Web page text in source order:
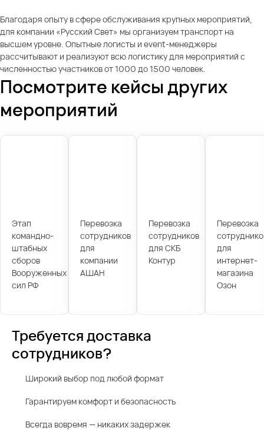
Благодаря опыту в сфере обслуживания крупных мероприятий,
для компании «Русский Свет» мы организуем транспорт на
высшем уровне. Опытные логисты и event-менеджеры
рассчитывают и реализуют всю логистику для мероприятий с
численностью участников от 1000 до 1500 человек.
Посмотрите кейсы других
мероприятий
Этап
командно-
штабных
сборов
Вооруженных
сил РФ
Перевозка
сотрудников
для
компании
АШАН
Перевозка
сотрудников
для СКБ
Контур
Перевозка
для
интернет-
магазина
Озон
Требуется доставка
сотрудников?
Широкий выбор под любой формат
Гарантируем комфорт и безопасность
Всегда вовремя — никаких задержек